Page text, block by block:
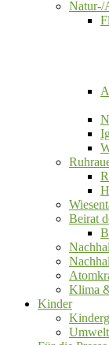
Natur-/
Beirat
Klima
Kinder